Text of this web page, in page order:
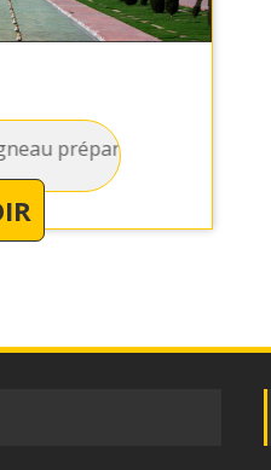
épices
des champignon, sauce